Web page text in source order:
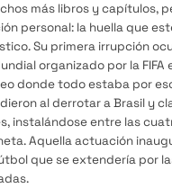
más libros y capítulos,
personal: la huella que
Su primera irrupción
organizado por la FIFA
donde todo estaba por
al derrotar a Brasil y
instalándose entre las
Aquella actuación
que se extendería por